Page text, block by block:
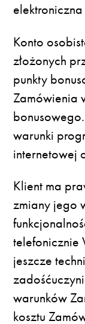
Konto
złożonych
punkty
Zamówienia
warunki
internetowej
Klient ma
zmiany jego
telefonicznie
jeszcze
warunków
kosztu